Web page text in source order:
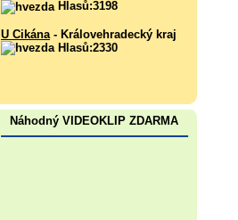
Hlasů:3198
U Cikána - Královehradecký kraj
Hlasů:2330
Náhodný VIDEOKLIP ZDARMA